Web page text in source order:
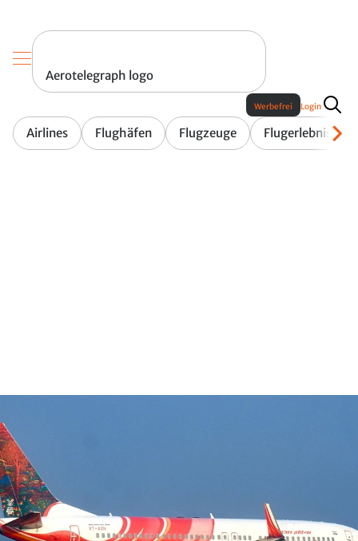
Aerotelegraph logo
Airlines Flughäfen Flugzeuge Flugerlebnis
Werbefrei Login